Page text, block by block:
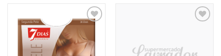
Adicionar
aos
Favoritos
Favoritos